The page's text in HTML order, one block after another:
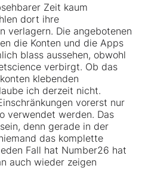
Zeit kaum
dort ihre
verlagern. Die angebotenen
die Konten und die Apps
blass aussehen, obwohl
verbirgt. Ob das
klebenden
ich derzeit nicht.
vorerst nur
verwendet werden. Das
denn gerade in der
das komplette
Fall hat Number26 hat
auch wieder zeigen